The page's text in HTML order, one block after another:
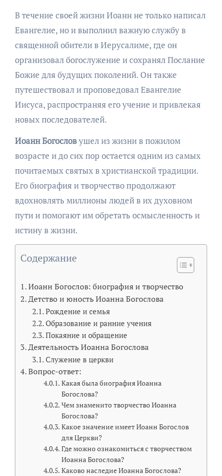
В течение своей жизни Иоанн не только написал
Евангелие, но и выполнил важную службу в
священной обители в Иерусалиме, где он
организовал богослужение и сохранял Послание
Божие для будущих поколений. Он также
путешествовал и проповедовал Евангелие
Иисуса, распространяя его учение и привлекая
новых последователей.
Иоанн Богословушел из жизни в пожилом
возрасте и до сих пор остается одним из самых
почитаемых святых в христианской традиции.
Его биография и творчество продолжают
вдохновлять миллионы людей в их духовном
пути и помогают им обретать осмысленность и
истину в жизни.
Содержание
Иоанн Богослов: биография и творчество
Детство и юность Иоанна Богослова
Рождение и семья
Образование и ранние учения
Покаяние и обращение
Деятельность Иоанна Богослова
Служение в церкви
Вопрос-ответ:
Какая была биография Иоанна
Богослова?
Чем знаменито творчество Иоанна
Богослова?
Какое значение имеет Иоанн Богослов
для Церкви?
Где можно ознакомиться с творчеством
Иоанна Богослова?
Каково наследие Иоанна Богослова?